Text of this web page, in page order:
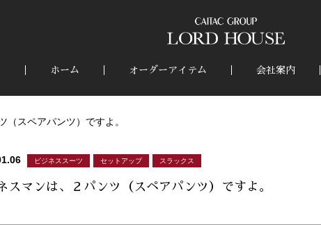
ホーム オーダーアイテム 会社案内
（スペアパンツ）ですよ。
ビジネススーツ セットアップ スラックス
スマンは、２パンツ（スペアパンツ）ですよ。